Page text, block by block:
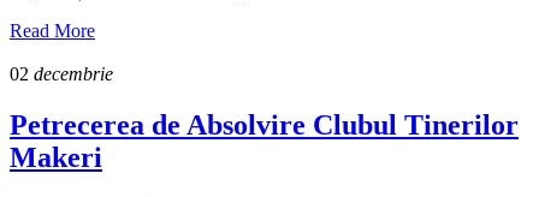
Read More
02 decembrie
Petrecerea de Absolvire Clubul Tinerilor
Makeri